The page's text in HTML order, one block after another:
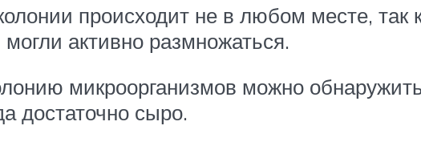
происходит не в любом месте,
активно размножаться.
микроорганизмов можно
достаточно сыро.